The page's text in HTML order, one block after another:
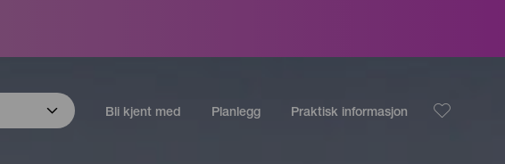
Bli kjent med Planlegg Praktisk informasjon